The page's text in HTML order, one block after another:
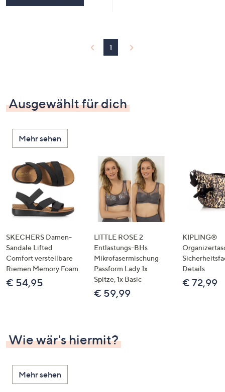
1
Ausgewählt für dich
Mehr sehen
SKECHERS Damen-
Sandale Lifted
Comfort verstellbare
Riemen Memory Foam
€ 54,95
LITTLE ROSE 2
Entlastungs-BHs
Mikrofasermischung
Passform Lady 1x
Spitze, 1x Basic
€ 59,99
KIPLING®
Details
€ 72,99
Wie wär's hiermit?
Mehr sehen